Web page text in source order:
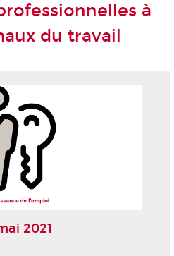
à
du travail
2021